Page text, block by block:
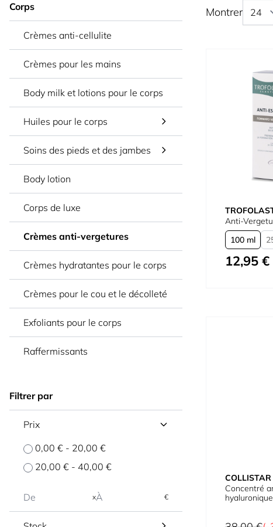
Corps
Crèmes anti-cellulite
Crèmes pour les mains
Body milk et lotions pour le corps
Huiles pour le corps
Soins des pieds et des jambes
Body lotion
Corps de luxe
Crèmes anti-vergetures
Crèmes hydratantes pour le corps
Crèmes pour le cou et le décolleté
Exfoliants pour le corps
Raffermissants
Filtrer par
Prix
0,00 € - 20,00 €
20,00 € - 40,00 €
x €
Montrer
Anti-
100 ml
À partir de
12,95 €
COLLISTAR
Concentré
Prix normal